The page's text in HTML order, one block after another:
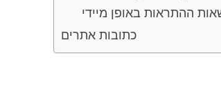
ההתראות באופן מיידי
כתובות אתרים